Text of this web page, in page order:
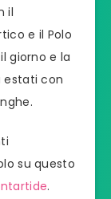
il
e il Polo
giorno e la
estati con
su questo
.